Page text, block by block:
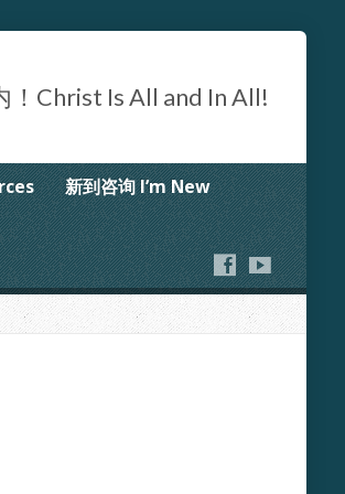
Christ Is All and In All!
新到咨询 I’m New